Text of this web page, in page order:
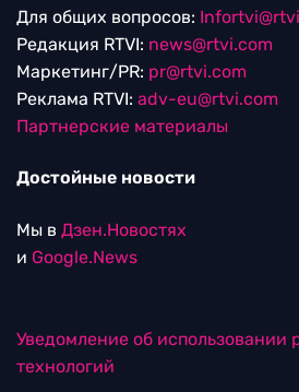
Для общих вопросов:
Редакция RTVI: news@rtvi.com
Маркетинг/PR: pr@rtvi.com
Реклама RTVI: adv-eu@rtvi.com
Партнерские материалы
Достойные новости
Мы в Дзен.Новостях
и Google.News
Уведомление об использовании
технологий